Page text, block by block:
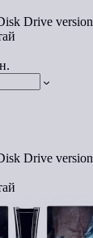
Drive version
Drive version